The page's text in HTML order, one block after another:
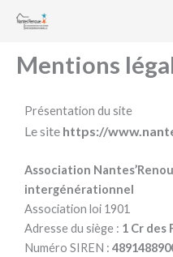
Mentions
Présentation du site
Le site https://
Association
intergénérationnel
Association loi 1901
Adresse du siège : 1 Cr des
Numéro SIREN :